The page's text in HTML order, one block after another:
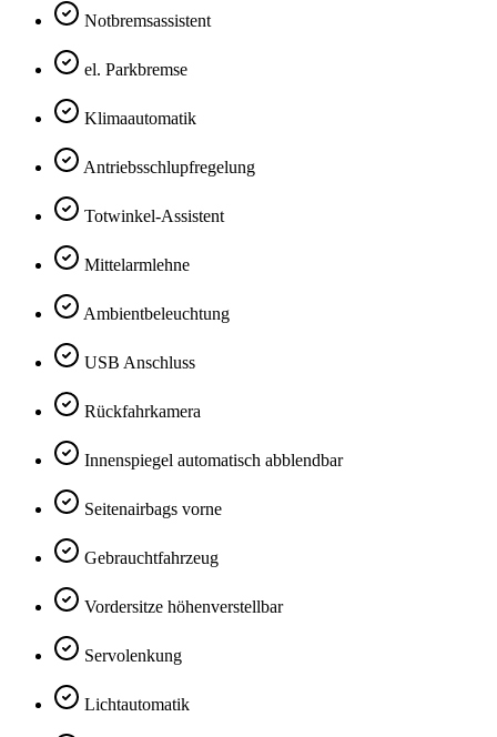
Notbremsassistent
el. Parkbremse
Klimaautomatik
Antriebsschlupfregelung
Totwinkel-Assistent
Mittelarmlehne
Ambientbeleuchtung
USB Anschluss
Rückfahrkamera
Innenspiegel automatisch abblendbar
Seitenairbags vorne
Gebrauchtfahrzeug
Vordersitze höhenverstellbar
Servolenkung
Lichtautomatik